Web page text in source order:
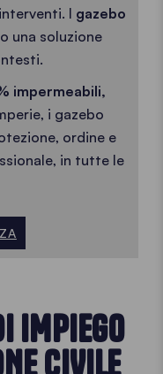
I gazebo
una soluzione
impermeabili,
i gazebo
ordine e
in tutte le
IMPIEGO
CIVILE